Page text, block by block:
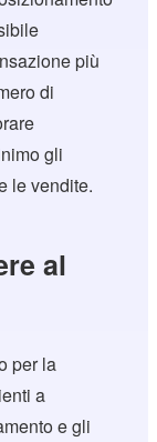
più
di
gli
le vendite.
al
per la
a
e gli